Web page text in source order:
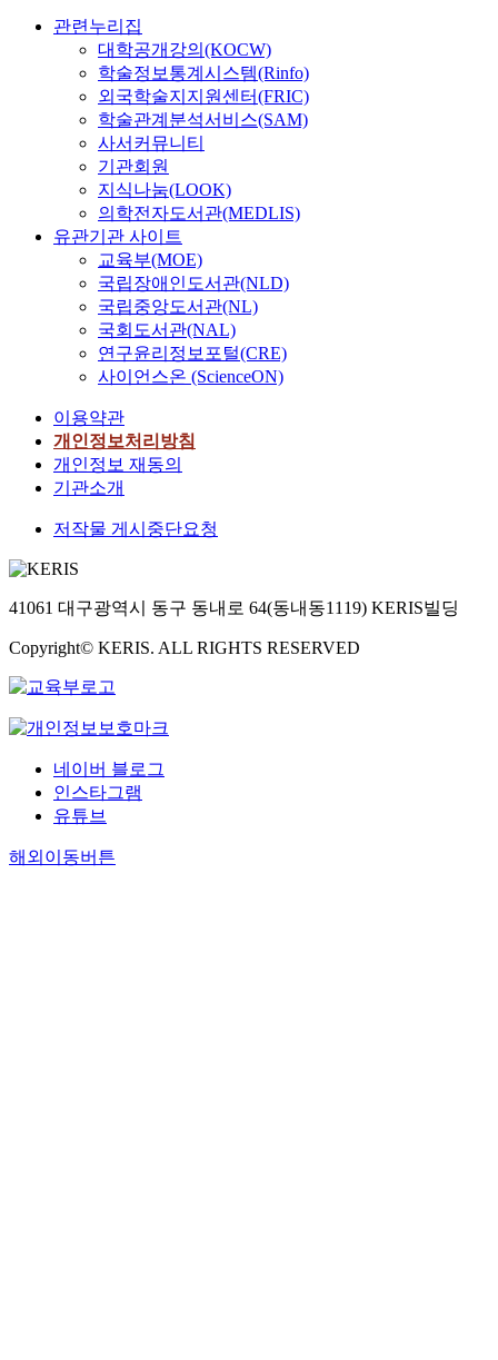
관련누리집
대학공개강의(KOCW)
학술정보통계시스템(Rinfo)
외국학술지지원센터(FRIC)
학술관계분석서비스(SAM)
사서커뮤니티
기관회원
지식나눔(LOOK)
의학전자도서관(MEDLIS)
유관기관 사이트
교육부(MOE)
국립장애인도서관(NLD)
국립중앙도서관(NL)
국회도서관(NAL)
연구윤리정보포털(CRE)
사이언스온 (ScienceON)
이용약관
개인정보처리방침
개인정보 재동의
기관소개
저작물 게시중단요청
41061 대구광역시 동구 동내로 64(동내동1119) KERIS빌딩
Copyright© KERIS. ALL RIGHTS RESERVED
네이버 블로그
인스타그램
유튜브
해외이동버튼